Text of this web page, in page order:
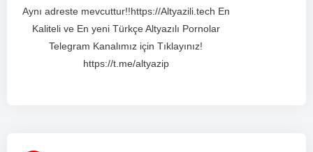
Aynı adreste mevcuttur!!https://Altyazili.tech En
Kaliteli ve En yeni Türkçe Altyazılı Pornolar
Telegram Kanalımız için Tıklayınız!
https://t.me/altyazip